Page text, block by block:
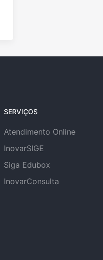
SERVIÇOS
Atendimento Online
InovarSIGE
Siga Edubox
InovarConsulta